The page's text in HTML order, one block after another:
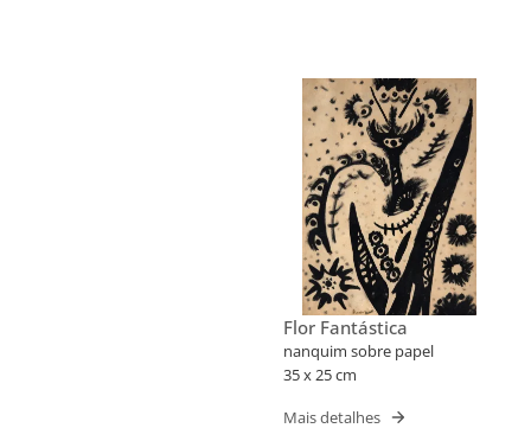
Flor Fantástica
nanquim sobre papel
35 x 25 cm
Mais detalhes